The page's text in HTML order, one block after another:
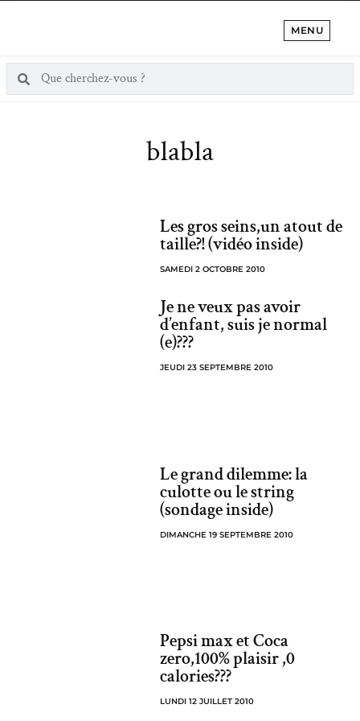
MENU
blabla
Les gros seins,un atout de
taille?! (vidéo inside)
SAMEDI 2 OCTOBRE 2010
Je ne veux pas avoir
d’enfant, suis je normal
(e)???
JEUDI 23 SEPTEMBRE 2010
Le grand dilemme: la
culotte ou le string
(sondage inside)
DIMANCHE 19 SEPTEMBRE 2010
Pepsi max et Coca
zero,100% plaisir ,0
calories???
LUNDI 12 JUILLET 2010